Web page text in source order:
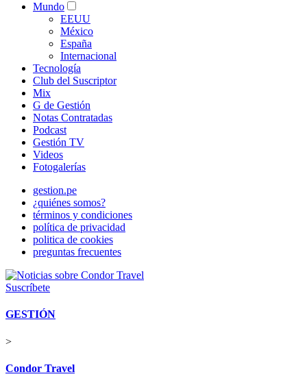
Mundo
EEUU
México
España
Internacional
Tecnología
Club del Suscriptor
Mix
G de Gestión
Notas Contratadas
Podcast
Gestión TV
Videos
Fotogalerías
gestion.pe
¿quiénes somos?
términos y condiciones
política de privacidad
politica de cookies
preguntas frecuentes
Suscríbete
GESTIÓN
>
Condor Travel